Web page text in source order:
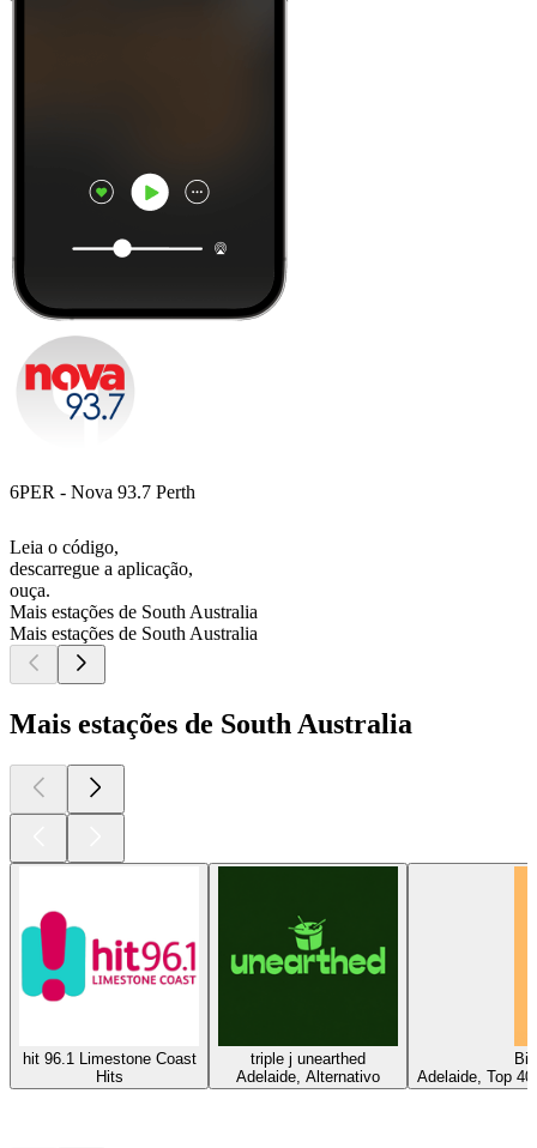
6PER - Nova 93.7 Perth
Leia o código,
descarregue a aplicação,
ouça.
Mais estações de South Australia
Mais estações de South Australia
Mais estações de South Australia
hit 96.1 Limestone Coast
Hits
triple j unearthed
Adelaide, Alternativo
Adelaide, Top